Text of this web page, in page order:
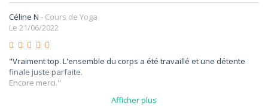
Afficher plus
Céline N - Cours de Yoga
Le 21/06/2022
"Vraiment top. L'ensemble du corps a été travaillé et une détente
finale juste parfaite.
Encore merci."